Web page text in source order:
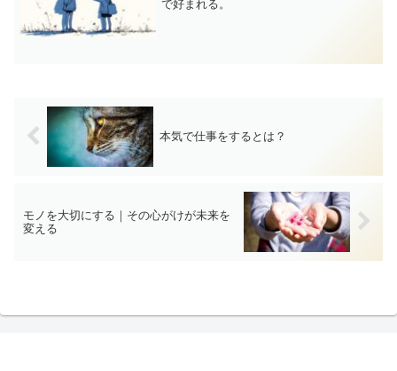
で好まれる。
本気で仕事をするとは？
モノを大切にする｜その心がけが未来を
変える